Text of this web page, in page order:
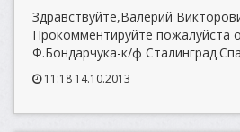
Здравствуйте,Валерий
Прокомментируйте пожалуйста
Ф.Бондарчука-к/ф
11:18 14.10.2013